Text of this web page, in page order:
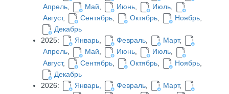
Апрель
Май Июнь Июль
Август, Сентябрь Октябрь Ноябрь
Декабрь
2025:
Январь, Февраль, Март,
Апрель, Май, Июнь, Июль,
Август, Сентябрь Октябрь Ноябрь
Декабрь
2026:
Январь Февраль Март,